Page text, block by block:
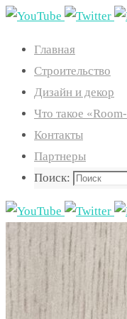
Главная
Строительство
Дизайн и декор
Что такое
Контакты
Партнеры
Поиск: